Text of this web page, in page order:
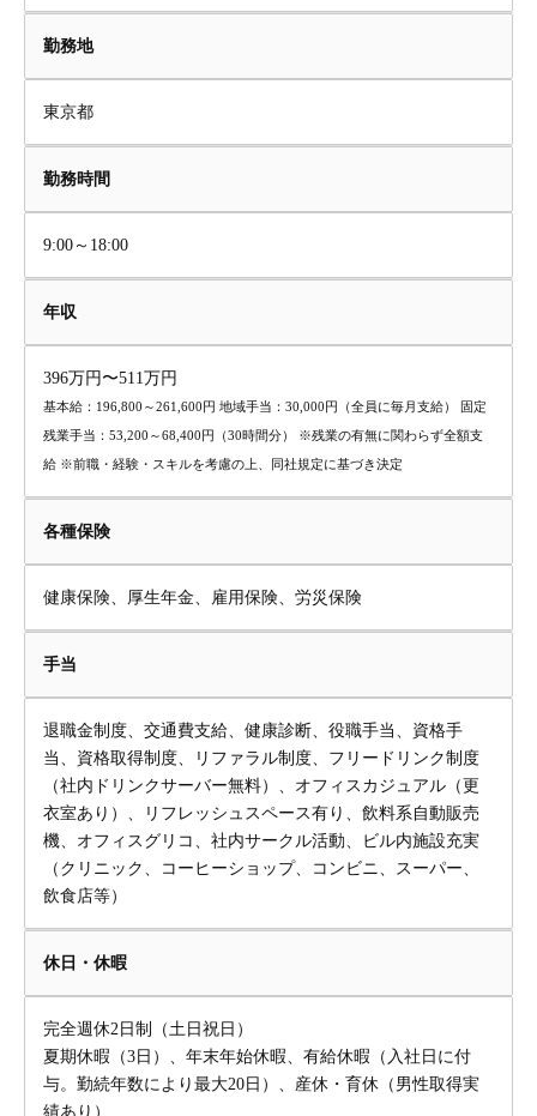
勤務地
東京都
勤務時間
9:00～18:00
年収
396万円〜511万円
基本給：196,800～261,600円 地域手当：30,000円（全員に毎月支給） 固定
残業手当：53,200～68,400円（30時間分） ※残業の有無に関わらず全額支
給 ※前職・経験・スキルを考慮の上、同社規定に基づき決定
各種保険
健康保険、厚生年金、雇用保険、労災保険
手当
退職金制度、交通費支給、健康診断、役職手当、資格手
当、資格取得制度、リファラル制度、フリードリンク制度
（社内ドリンクサーバー無料）、オフィスカジュアル（更
衣室あり）、リフレッシュスペース有り、飲料系自動販売
機、オフィスグリコ、社内サークル活動、ビル内施設充実
（クリニック、コーヒーショップ、コンビニ、スーパー、
飲食店等）
休日・休暇
完全週休2日制（土日祝日）
夏期休暇（3日）、年末年始休暇、有給休暇（入社日に付
与。勤続年数により最大20日）、産休・育休（男性取得実
績あり）